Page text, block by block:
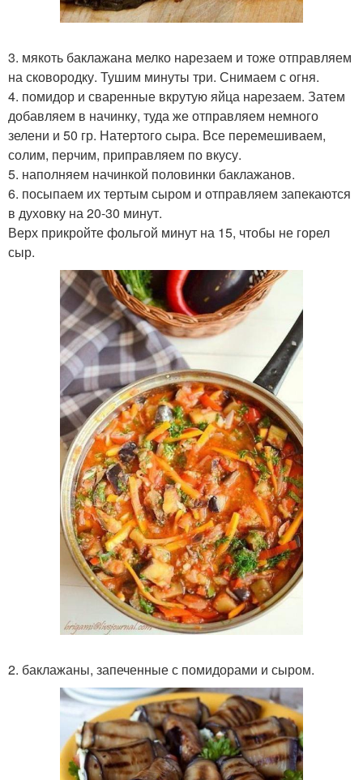
3. мякоть баклажана мелко нарезаем и тоже отправляем
на сковородку. Тушим минуты три. Снимаем с огня.
4. помидор и сваренные вкрутую яйца нарезаем. Затем
добавляем в начинку, туда же отправляем немного
зелени и 50 гр. Натертого сыра. Все перемешиваем,
солим, перчим, приправляем по вкусу.
5. наполняем начинкой половинки баклажанов.
6. посыпаем их тертым сыром и отправляем запекаются
в духовку на 20-30 минут.
Верх прикройте фольгой минут на 15, чтобы не горел
сыр.
2. баклажаны, запеченные с помидорами и сыром.